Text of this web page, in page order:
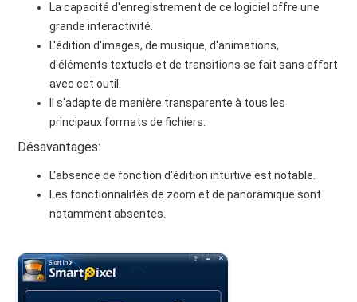
La capacité d'enregistrement de ce logiciel offre une
grande interactivité.
L'édition d'images, de musique, d'animations,
d'éléments textuels et de transitions se fait sans effort
avec cet outil.
Il s'adapte de manière transparente à tous les
principaux formats de fichiers.
Désavantages:
L'absence de fonction d'édition intuitive est notable.
Les fonctionnalités de zoom et de panoramique sont
notamment absentes.